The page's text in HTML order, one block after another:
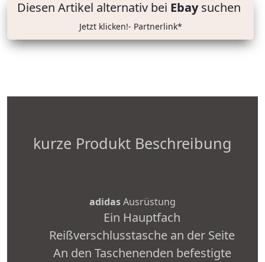
Diesen Artikel alternativ bei Ebaysuchen
Jetzt klicken!- Partnerlink*
kurze Produkt Beschreibung
adidasAusrüstung
Ein Hauptfach
Reißverschlusstasche an der Seite
An den Taschenenden befestigte